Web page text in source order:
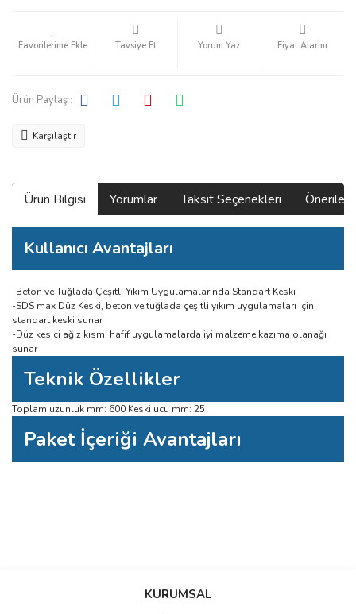
Tavsiye Et Yorum Yaz Fiyat Alarmı
Ürün Paylaş :
Karşılaştır
Ürün Bilgisi Yorumlar Taksit Seçenekleri
Kullanıcı Avantajları
-Beton ve Tuğlada Çeşitli Yıkım Uygulamalarında Standart Keski
-SDS max Düz Keski, beton ve tuğlada çeşitli yıkım uygulamaları için
standart keski sunar
-Düz kesici ağız kısmı hafif uygulamalarda iyi malzeme kazıma olanağı
sunar
Teknik Özellikler
Toplam uzunluk mm: 600 Keski ucu mm: 25
Paket İçeriği Avantajları
Görüş ve önerileriniz için teşekkür ederiz.
KURUMSAL